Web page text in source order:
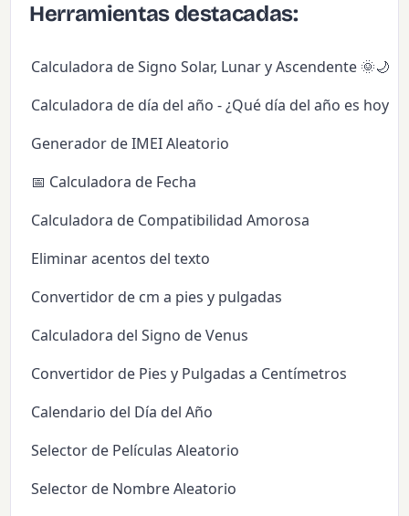
Herramientas destacadas:
Calculadora de Signo Solar, Lunar y Ascendente 🌞🌙✨
Calculadora de día del año - ¿Qué día del año es hoy?
Generador de IMEI Aleatorio
📅 Calculadora de Fecha
Calculadora de Compatibilidad Amorosa
Eliminar acentos del texto
Convertidor de cm a pies y pulgadas
Calculadora del Signo de Venus
Convertidor de Pies y Pulgadas a Centímetros
Calendario del Día del Año
Selector de Películas Aleatorio
Selector de Nombre Aleatorio